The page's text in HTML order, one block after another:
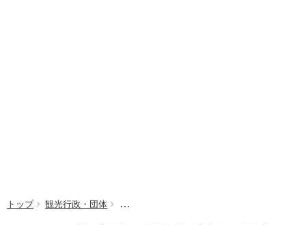
トップ 観光行政・団体 ユネスコ統計局・国連統計部、日本で初会